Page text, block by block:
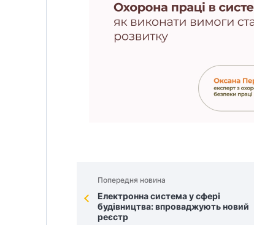
Попередня новина
Електронна система у сфері
будівництва: впроваджують новий
реєстр